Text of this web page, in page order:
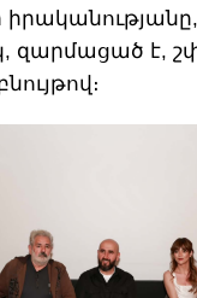
զարմացած է,